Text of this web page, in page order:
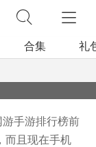
合集 礼
手游排行榜前
而且现在手机